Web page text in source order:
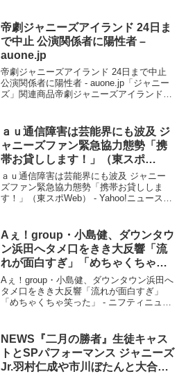
帝劇ジャニーズアイランド 24日ま
で中止 公演関係者に陽性者 –
auone.jp
帝劇ジャニーズアイランド 24日まで中止
公演関係者に陽性者 - auone.jp「ジャニー
ズ」関連商品帝劇ジャニーズアイランド
まで中止 公演関係者...
ａｕ通信障害は芸能界にも波及 ジ
ャニーズファン緊急協力態勢「携
帯お貸しします！」（東スポ
Web） – Yahoo!ニュース –
Yahoo!ニュース
ａｕ通信障害は芸能界にも波及 ジャニー
ズファン緊急協力態勢「携帯お貸ししま
す！」（東スポWeb） - Yahoo!ニュース -
ファン緊急協力態勢「携帯お貸し...
Aぇ！group・小島健、ダウンタウ
ン浜田へタメ口をきき大反響「流
れが面白すぎ」「めちゃくちゃ笑
った」 – ニフティニュース
Aぇ！group・小島健、ダウンタウン浜田へ
タメ口をきき大反響「流れが面白すぎ」
「めちゃくちゃ笑った」 - ニフティニュー
反響「流れが面白すぎ」「めちゃくちゃ...
NEWS『二月の勝者』生徒キャス
トとSPパフォーマンス ジャニーズ
Jr.羽村仁成や市川ぼたんと大合唱